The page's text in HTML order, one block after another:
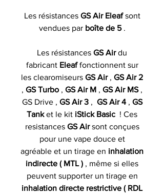
Les résistances GS Air Eleafsont
vendues par boîte de 5 .
Les résistances GS Airdu
fabricant Eleaffonctionnent sur
les clearomiseurs GS Air, GS Air 2
, GS Turbo , GS Air M , GS Air MS,
GS Drive , GS Air 3, GS Air 4, GS
Tanket le kit iStick Basic ! Ces
resistances GS Airsont conçues
pour une vape douce et
agréable et un tirage en inhalation
indirecte ( MTL ) , même si elles
peuvent supporter un tirage en
inhalation directe restrictive ( RDL